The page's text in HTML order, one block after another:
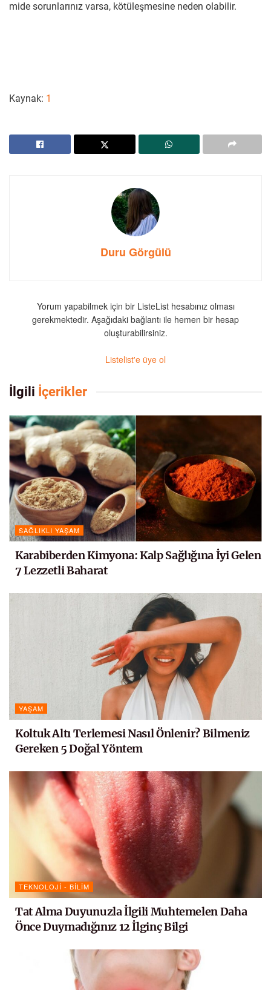
mide sorunlarınız varsa, kötüleşmesine neden olabilir.
Kaynak: 1
Duru Görgülü
Yorum yapabilmek için bir ListeList hesabınız olması
gerekmektedir. Aşağıdaki bağlantı ile hemen bir hesap
oluşturabilirsiniz.
Listelist'e üye ol
İlgili İçerikler
SAĞLIKLI YAŞAM
Karabiberden Kimyona: Kalp Sağlığına İyi Gelen
7 Lezzetli Baharat
YAŞAM
Koltuk Altı Terlemesi Nasıl Önlenir? Bilmeniz
Gereken 5 Doğal Yöntem
TEKNOLOJI - BILIM
Tat Alma Duyunuzla İlgili Muhtemelen Daha
Önce Duymadığınız 12 İlginç Bilgi